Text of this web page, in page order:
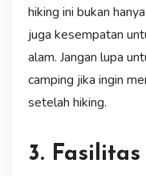
hiking ini bukan
juga kesempatan
alam. Jangan lupa
camping jika ingin
setelah hiking.
3.